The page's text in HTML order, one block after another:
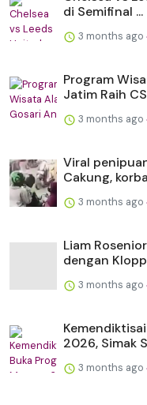
di Semifinal ...
3 months ago
Program
Jatim Raih
3 months ago
Viral
Cakung,
3 months ago
Liam
dengan
3 months ago
2026, Simak
3 months ago